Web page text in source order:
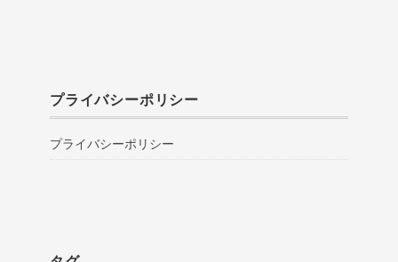
プライバシーポリシー
プライバシーポリシー